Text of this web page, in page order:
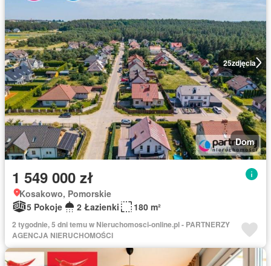
25zdjęcia
Dom
1 549 000 zł
Kosakowo, Pomorskie
5 Pokoje
2 Łazienki 180 m²
2 tygodnie, 5 dni temu w Nieruchomosci-online.pl - PARTNERZY
AGENCJA NIERUCHOMOŚCI